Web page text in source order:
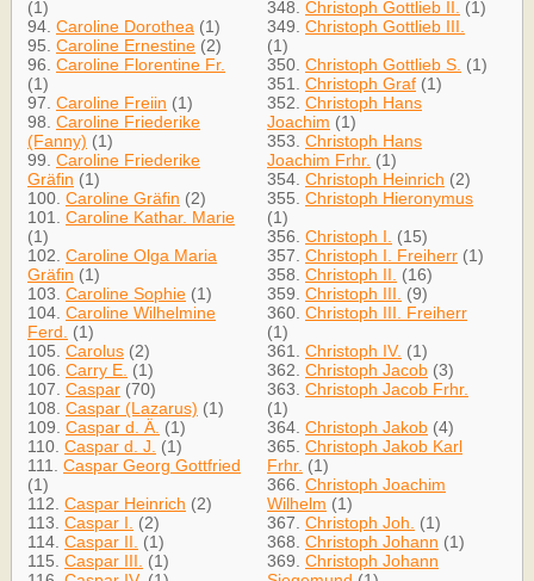
(1)
94. Caroline Dorothea (1)
95. Caroline Ernestine (2)
96. Caroline Florentine Fr.
(1)
97. Caroline Freiin (1)
98. Caroline Friederike
(Fanny) (1)
99. Caroline Friederike
Gräfin (1)
100. Caroline Gräfin (2)
101. Caroline Kathar. Marie
(1)
102. Caroline Olga Maria
Gräfin (1)
103. Caroline Sophie (1)
104. Caroline Wilhelmine
Ferd.
(1)
105. Carolus (2)
106. Carry E. (1)
107. Caspar (70)
108. Caspar (Lazarus) (1)
109. Caspar d. Ä. (1)
110. Caspar d. J.
(1)
111. Caspar Georg Gottfried
(1)
112. Caspar Heinrich (2)
113. Caspar I.
(2)
114. Caspar II.
(1)
115. Caspar III.
(1)
348. Christoph Gottlieb II.
(1)
349. Christoph Gottlieb III.
(1)
350. Christoph Gottlieb S. (1)
351. Christoph Graf (1)
352. Christoph Hans
Joachim (1)
353. Christoph Hans
Joachim Frhr. (1)
354. Christoph Heinrich (2)
355. Christoph Hieronymus
(1)
356. Christoph I.
(15)
357. Christoph I. Freiherr (1)
358. Christoph II.
(16)
359. Christoph III.
(9)
360. Christoph III. Freiherr
(1)
361. Christoph IV. (1)
362. Christoph Jacob (3)
363. Christoph Jacob Frhr.
(1)
364. Christoph Jakob (4)
365. Christoph Jakob Karl
Frhr. (1)
366. Christoph Joachim
Wilhelm (1)
367. Christoph Joh.
(1)
368. Christoph Johann (1)
369. Christoph Johann